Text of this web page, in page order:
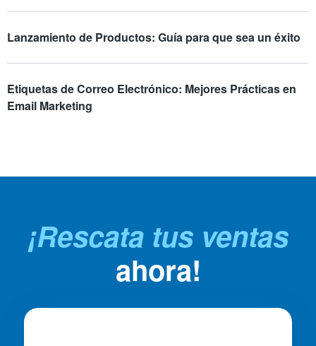
Lanzamiento de Productos: Guía para que sea un éxito
Etiquetas de Correo Electrónico: Mejores Prácticas en
Email Marketing
¡Rescata tus ventas
ahora!